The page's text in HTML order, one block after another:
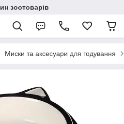
зоотоварів
Миски та аксесуари для годування